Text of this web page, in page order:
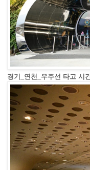
경기_연천_우주선 타고 시